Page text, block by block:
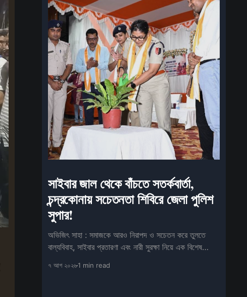
সাইবার জাল থেকে বাঁচতে সতর্কবার্তা,
চন্দ্রকোনায় সচেতনতা শিবিরে জেলা পুলিশ
সুপার!
অভিজিৎ সাহা : সমাজকে আরও নিরাপদ ও সচেতন করে তুলতে
বাল্যবিবাহ, সাইবার প্রতারণা এবং নারী সুরক্ষা নিয়ে এক বিশেষ
৭ আগ ২০২৬1 min read